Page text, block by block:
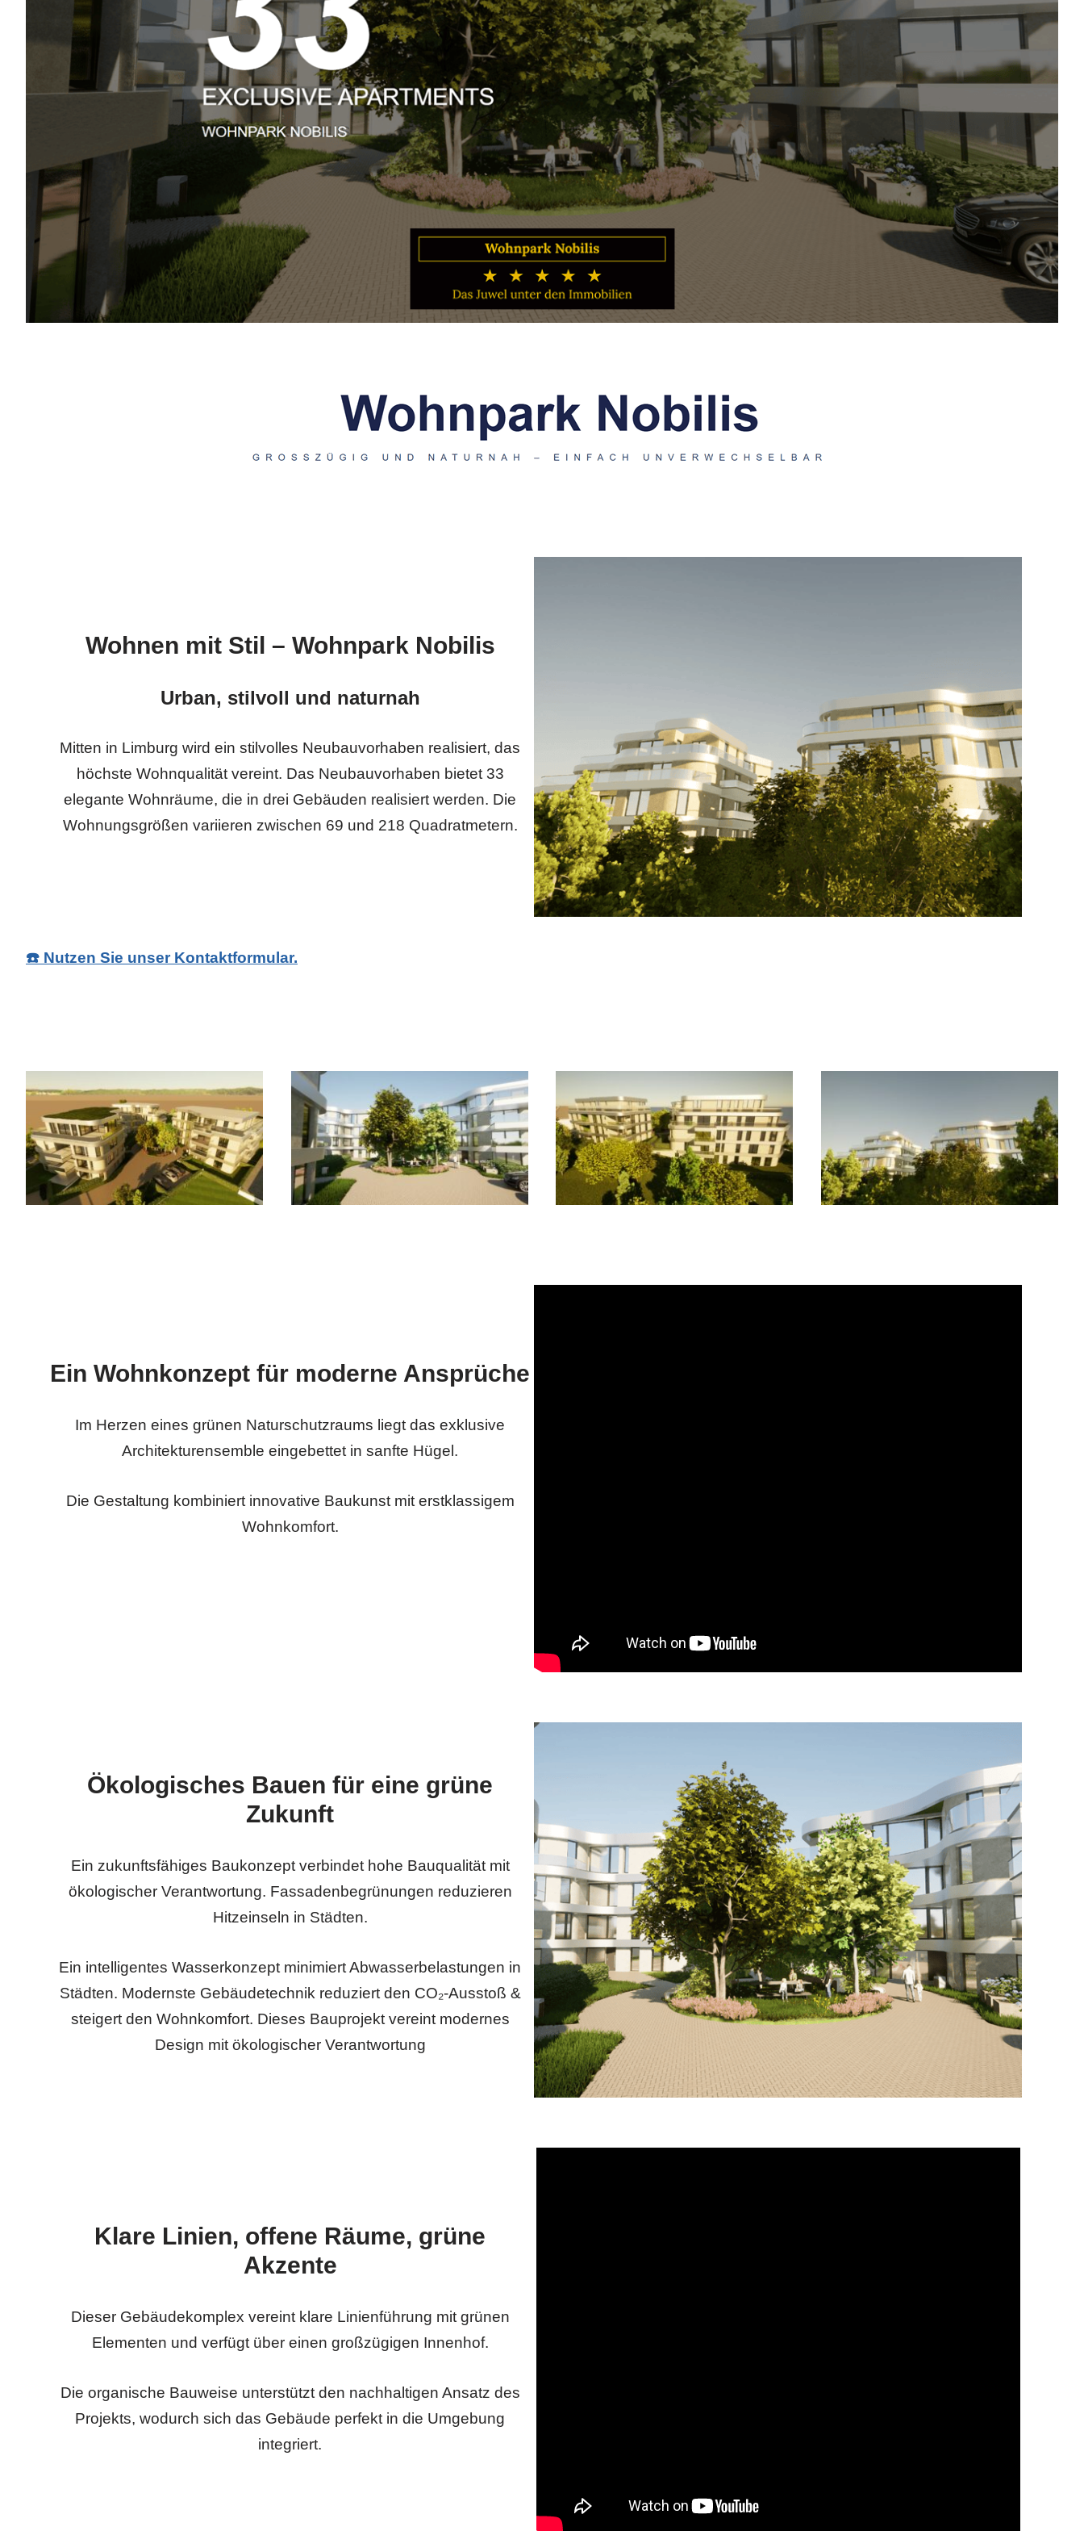
Wohnen mit Stil – Wohnpark Nobilis
Urban, stilvoll und naturnah
Mitten in Limburg wird ein stilvolles Neubauvorhaben realisiert, das
höchste Wohnqualität vereint. Das Neubauvorhaben bietet 33
elegante Wohnräume, die in drei Gebäuden realisiert werden. Die
Wohnungsgrößen variieren zwischen 69 und 218 Quadratmetern.
☎️ Nutzen Sie unser Kontaktformular.
Ein Wohnkonzept für moderne Ansprüche
Im Herzen eines grünen Naturschutzraums liegt das exklusive
Architekturensemble eingebettet in sanfte Hügel.
Die Gestaltung kombiniert innovative Baukunst mit erstklassigem
Wohnkomfort.
Ökologisches Bauen für eine grüne
Zukunft
Ein zukunftsfähiges Baukonzept verbindet hohe Bauqualität mit
ökologischer Verantwortung. Fassadenbegrünungen reduzieren
Hitzeinseln in Städten.
Ein intelligentes Wasserkonzept minimiert Abwasserbelastungen in
Städten. Modernste Gebäudetechnik reduziert den CO₂-Ausstoß &
steigert den Wohnkomfort. Dieses Bauprojekt vereint modernes
Design mit ökologischer Verantwortung
Klare Linien, offene Räume, grüne
Akzente
Dieser Gebäudekomplex vereint klare Linienführung mit grünen
Elementen und verfügt über einen großzügigen Innenhof.
Die organische Bauweise unterstützt den nachhaltigen Ansatz des
Projekts, wodurch sich das Gebäude perfekt in die Umgebung
integriert.